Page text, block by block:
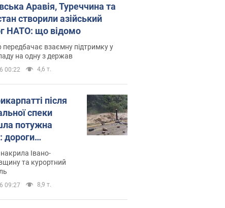
Аравія, Туреччина та
створили азійський
НАТО: що відомо
передбачає взаємну підтримку у
на одну з держав
00:22 4,6 т.
після
спеки
потужна
дороги
на
Відео
Івано-
та курортний
09:27 8,9 т.